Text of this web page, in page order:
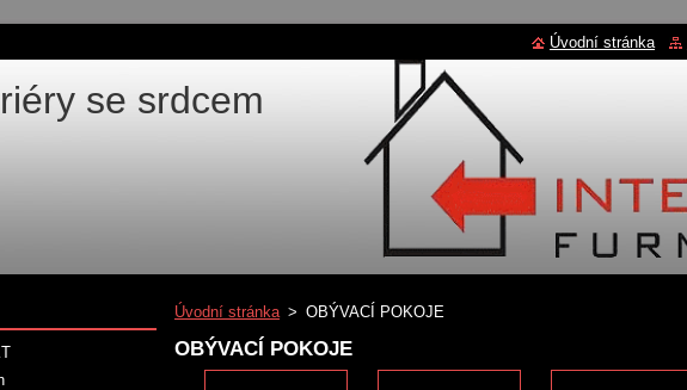
se srdcem
Úvodní stránka > OBÝVACÍ POKOJE
OBÝVACÍ POKOJE
Úvodní stránka